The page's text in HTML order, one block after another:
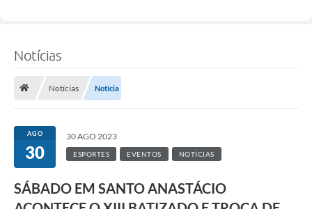
Notícias
Notícias Notícia
AGO
30
30 AGO 2023
ESPORTES EVENTOS NOTÍCIAS
SÁBADO EM SANTO ANASTÁCIO